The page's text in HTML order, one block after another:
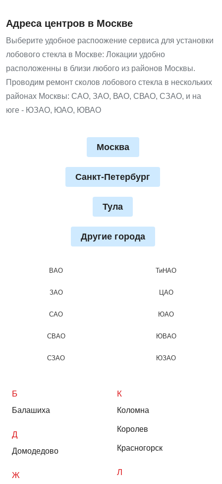
Адреса центров в Москве
Выберите удобное распоожение сервиса для установки
лобового стекла в Москве: Локации удобно
расположенны в близи любого из районов Москвы.
Проводим ремонт сколов лобового стекла в нескольких
районах Москвы: САО, ЗАО, ВАО, СВАО, СЗАО, и на
юге - ЮЗАО, ЮАО, ЮВАО
Москва
Санкт-Петербург
Тула
Другие города
ВАО
ЗАО
САО
СВАО
СЗАО
ТиНАО
ЦАО
ЮАО
ЮВАО
ЮЗАО
Б
Балашиха
Д
Домодедово
Ж
К
Коломна
Королев
Красногорск
Л